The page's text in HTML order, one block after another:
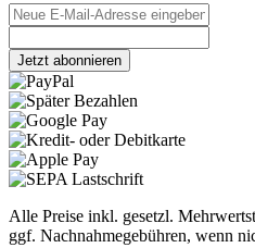
Jetzt abonnieren
Alle Preise inkl. gesetzl.
ggf. Nachnahmegebühren, wenn